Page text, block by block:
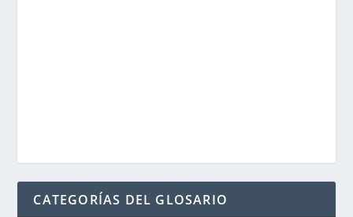
CATEGORÍAS DEL GLOSARIO